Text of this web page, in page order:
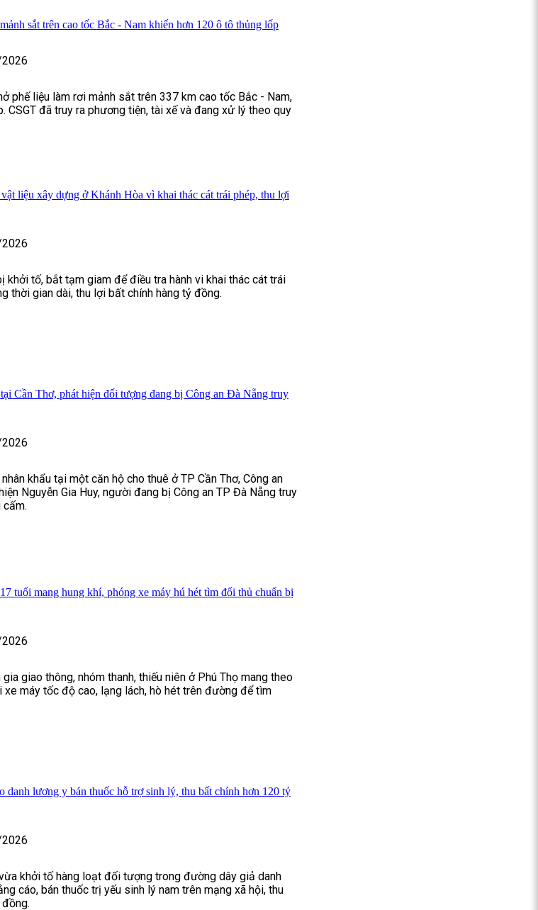
sắt trên cao tốc Bắc - Nam khiến hơn 120 ô tô thủng lốp
phế liệu làm rơi mảnh sắt trên 337 km cao tốc Bắc - Nam,
CSGT đã truy ra phương tiện, tài xế và đang xử lý theo quy
liệu xây dựng ở Khánh Hòa vì khai thác cát trái phép, thu lợi
khởi tố, bắt tạm giam để điều tra hành vi khai thác cát trái
thời gian dài, thu lợi bất chính hàng tỷ đồng.
Cần Thơ, phát hiện đối tượng đang bị Công an Đà Nẵng truy
khẩu tại một căn hộ cho thuê ở TP Cần Thơ, Công an
Nguyễn Gia Huy, người đang bị Công an TP Đà Nẵng truy
cấm.
tuổi mang hung khí, phóng xe máy hú hét tìm đối thủ chuẩn bị
giao thông, nhóm thanh, thiếu niên ở Phú Thọ mang theo
xe máy tốc độ cao, lạng lách, hò hét trên đường để tìm
danh lương y bán thuốc hỗ trợ sinh lý, thu bất chính hơn 120 tỷ
khởi tố hàng loạt đối tượng trong đường dây giả danh
cáo, bán thuốc trị yếu sinh lý nam trên mạng xã hội, thu